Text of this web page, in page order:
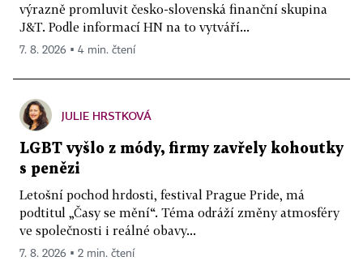
výrazně promluvit česko-slovenská finanční skupina
J&T. Podle informací HN na to vytváří...
7. 8. 2026 ▪ 4 min. čtení
JULIE HRSTKOVÁ
LGBT vyšlo z módy, firmy zavřely kohoutky
s penězi
Letošní pochod hrdosti, festival Prague Pride, má
podtitul „Časy se mění“. Téma odráží změny atmosféry
ve společnosti i reálné obavy...
7. 8. 2026 ▪ 2 min. čtení